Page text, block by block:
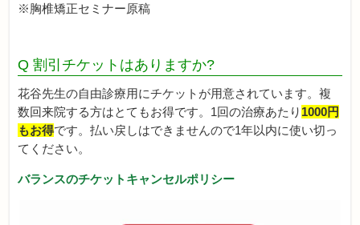
※胸椎矯正セミナー原稿
Q 割引チケットはありますか?
花谷先生の自由診療用にチケットが用意されています。複
数回来院する方はとてもお得です。1回の治療あたり 1000円
もお得です。払い戻しはできませんので1年以内に使い切っ
てください。
バランスのチケットキャンセルポリシー